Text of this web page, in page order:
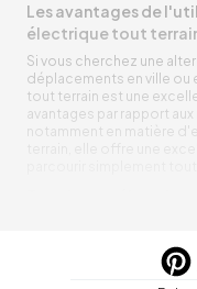
Les avantages de
électrique tout
Si vous cherchez une
déplacements en ville
tout terrain est une
avantages par rapport
notamment en matière
terrain, elle offre une
parcourir simplement
Trottinette
entre vos trajets, vous
batterie. De plus, elle est